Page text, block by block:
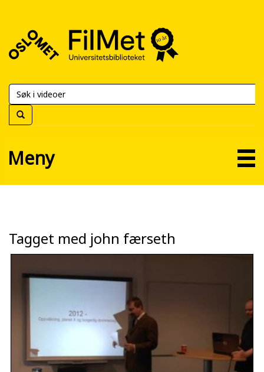
FilMet
Universitetsbiblioteket
Meny
Tagget med john færseth